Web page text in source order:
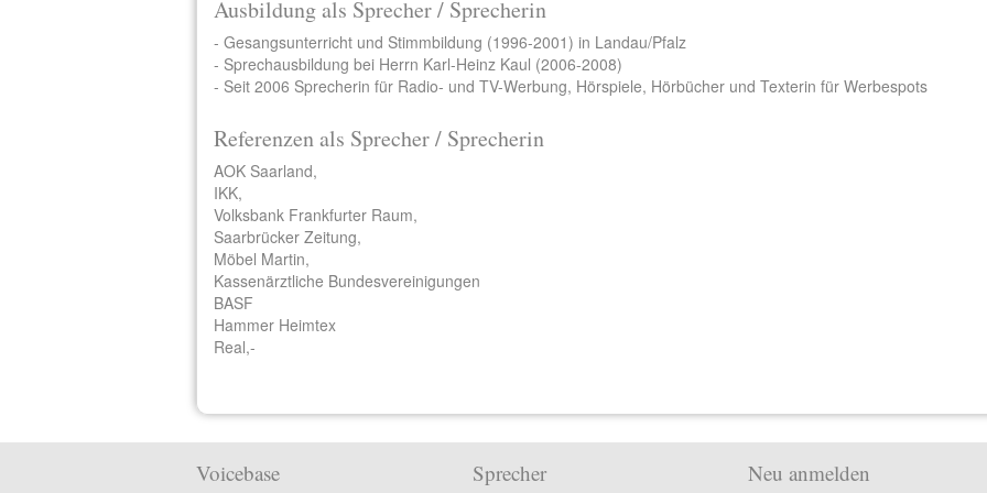
Ausbildung als Sprecher / Sprecherin
- Gesangsunterricht und Stimmbildung (1996-2001) in Landau/Pfalz
- Sprechausbildung bei Herrn Karl-Heinz Kaul (2006-2008)
- Seit 2006 Sprecherin für Radio- und TV-Werbung, Hörspiele, Hörbücher und Texterin für Werbespots
Referenzen als Sprecher / Sprecherin
AOK Saarland,
IKK,
Volksbank Frankfurter Raum,
Saarbrücker Zeitung,
Möbel Martin,
Kassenärztliche Bundesvereinigungen
BASF
Hammer Heimtex
Real,-
Voicebase Sprecher Neu anmelden